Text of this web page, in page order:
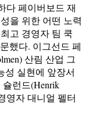
다 페이버보드 재
을 위한 어떤 노력
고 경영자 팀 쿡
했다. 이그선드 페
산림 산업 그
성 실현에 앞장서
런드(Henrik
영자 대니얼 펠터